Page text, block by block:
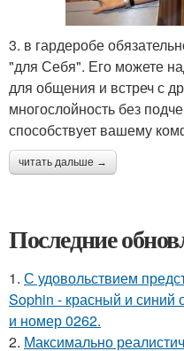
3. в гардеробе
"для Себя". Его можете
для общения и встреч с
многослойность без
способствует вашему
читать дальше →
Последние
1. С удовольствием
Sophin - красный и синий
и номер 0262.
2. Максимально